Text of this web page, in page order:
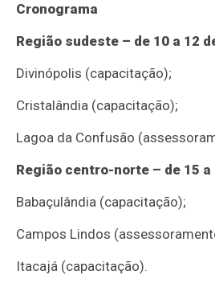
Cronograma
Região sudeste – de 10 a 12
Divinópolis (capacitação);
Cristalândia (capacitação);
Lagoa da Confusão
Região centro-norte – de 15
Babaçulândia (capacitação);
Campos Lindos
Itacajá (capacitação).